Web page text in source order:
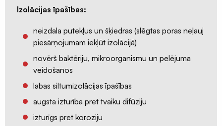
Izolācijas īpašības:
neizdala putekļus un šķiedras (slēgtas poras neļauj
piesārņojumam iekļūt izolācijā)
novērš baktēriju, mikroorganismu un pelējuma
veidošanos
labas siltumizolācijas īpašības
augsta izturība pret tvaiku difūziju
izturīgs pret koroziju
Ventilācijas
pieplūdes
pieslēgumu
resīveri